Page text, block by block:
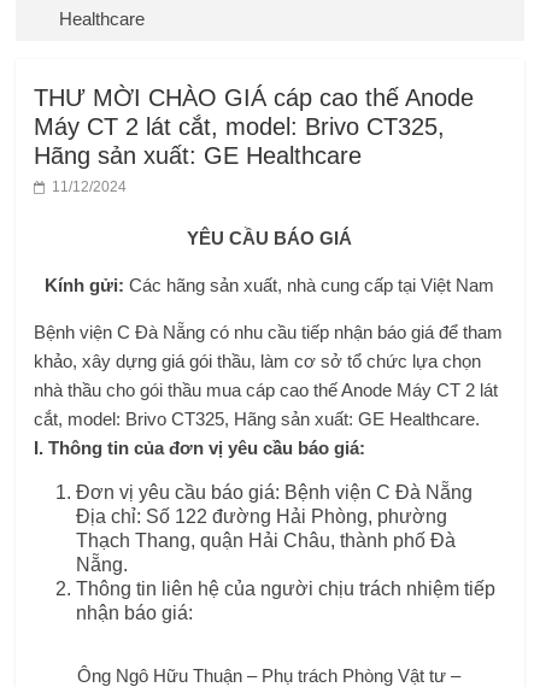
Healthcare
THƯ MỜI CHÀO GIÁ cáp cao thế Anode
Máy CT 2 lát cắt, model: Brivo CT325,
Hãng sản xuất: GE Healthcare
11/12/2024
YÊU CẦU BÁO GIÁ
Kính gửi: Các hãng sản xuất, nhà cung cấp tại Việt Nam
Bệnh viện C Đà Nẵng có nhu cầu tiếp nhận báo giá để tham
khảo, xây dựng giá gói thầu, làm cơ sở tổ chức lựa chọn
nhà thầu cho gói thầu mua cáp cao thế Anode Máy CT 2 lát
cắt, model: Brivo CT325, Hãng sản xuất: GE Healthcare.
I. Thông tin của đơn vị yêu cầu báo giá:
Đơn vị yêu cầu báo giá: Bệnh viện C Đà Nẵng
Địa chỉ: Số 122 đường Hải Phòng, phường
Thạch Thang, quận Hải Châu, thành phố Đà
Nẵng.
Thông tin liên hệ của người chịu trách nhiệm tiếp
nhận báo giá:
Ông Ngô Hữu Thuận – Phụ trách Phòng Vật tư –